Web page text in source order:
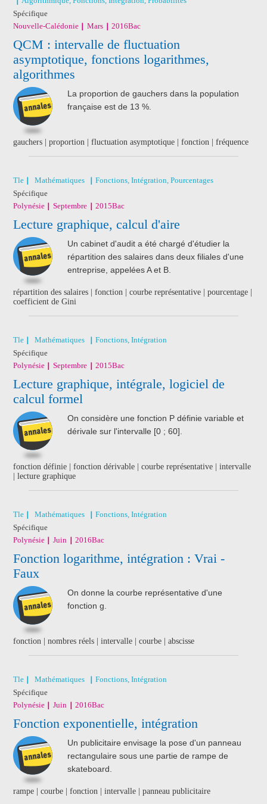
Spécifique
Nouvelle-Calédonie
Mars 2016Bac
QCM : intervalle de fluctuation
asymptotique, fonctions logarithmes,
algorithmes
La proportion de gauchers dans la population
française est de 13 %.
gauchers | proportion | fluctuation asymptotique | fonction | fréquence
Tle Mathématiques
Fonctions, Intégration, Pourcentages
Spécifique
Polynésie
Septembre 2015Bac
Lecture graphique, calcul d'aire
Un cabinet d'audit a été chargé d'étudier la
répartition des salaires dans deux filiales d'une
entreprise, appelées A et B.
répartition des salaires | fonction | courbe représentative | pourcentage |
coefficient de Gini
Tle Mathématiques
Fonctions, Intégration
Spécifique
Polynésie
Septembre 2015Bac
Lecture graphique, intégrale, logiciel de
calcul formel
On considère une fonction P définie variable et
dérivale sur l'intervalle [0 ; 60].
fonction définie | fonction dérivable | courbe représentative | intervalle
| lecture graphique
Tle Mathématiques
Fonctions, Intégration
Spécifique
Polynésie
Juin 2016Bac
Fonction logarithme, intégration : Vrai -
Faux
On donne la courbe représentative d'une
fonction g.
fonction | nombres réels | intervalle | courbe | abscisse
Tle Mathématiques
Fonctions, Intégration
Spécifique
Polynésie
Juin 2016Bac
Fonction exponentielle, intégration
Un publicitaire envisage la pose d'un panneau
rectangulaire sous une partie de rampe de
skateboard.
rampe | courbe | fonction | intervalle | panneau publicitaire